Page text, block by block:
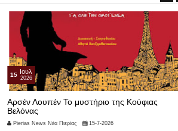
15 Ιουλ
2026
Αρσέν Λουπέν Το μυστήριο της Κούφιας
Βελόνας
Pierias News Νέα Πιερίας 15-7-2026